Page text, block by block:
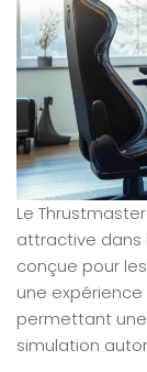
Le
attractive dans
conçue pour
une
permettant
simulation